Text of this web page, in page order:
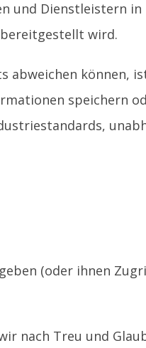
und Dienstleistern in
wird.
abweichen können,
speichern
(oder ihnen
nach Treu und